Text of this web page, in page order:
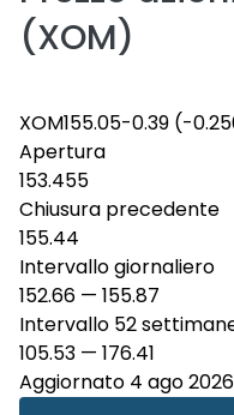
(XOM)
XOM155.05-0.39 (-
Apertura
153.455
Chiusura precedente
155.44
Intervallo giornaliero
152.66 — 155.87
Intervallo 52
105.53 — 176.41
Aggiornato 4 ago